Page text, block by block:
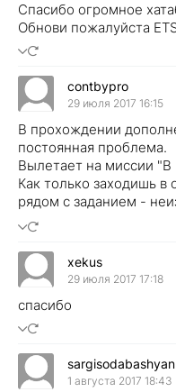
Спасибо огромное
Обнови пожалуйста
contbypro
29 июля 2017 16:15
В прохождении
постоянная проблема.
Вылетает на миссии "В
Как только заходишь в
рядом с заданием -
xekus
29 июля 2017 17:18
спасибо
sargisodabashyan
1 августа 2017 18:43